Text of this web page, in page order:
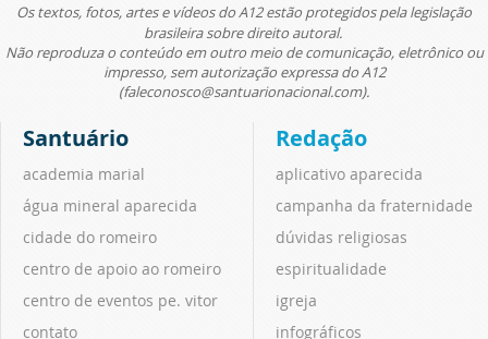
Os textos, fotos, artes e vídeos do A12 estão protegidos pela legislação
brasileira sobre direito autoral.
Não reproduza o conteúdo em outro meio de comunicação, eletrônico ou
impresso, sem autorização expressa do A12
(faleconosco@santuarionacional.com).
Santuário
academia marial
água mineral aparecida
cidade do romeiro
centro de apoio ao romeiro
centro de eventos pe. vitor
contato
Redação
aplicativo aparecida
campanha da fraternidade
dúvidas religiosas
espiritualidade
igreja
infográficos